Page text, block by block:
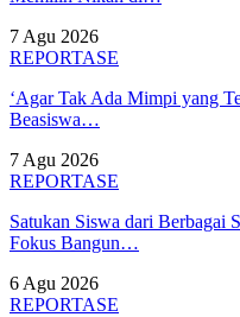
7 Agu 2026
REPORTASE
‘Agar Tak Ada Mimpi yang
Beasiswa…
7 Agu 2026
REPORTASE
Satukan Siswa dari Berbagai
Fokus Bangun…
6 Agu 2026
REPORTASE